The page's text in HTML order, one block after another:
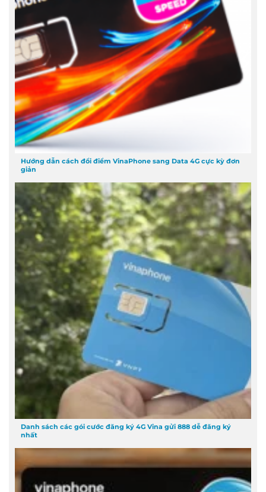
Hướng dẫn cách đổi điểm VinaPhone sang Data 4G cực kỳ đơn
giản
Danh sách các gói cước đăng ký 4G Vina gửi 888 dễ đăng ký
nhất